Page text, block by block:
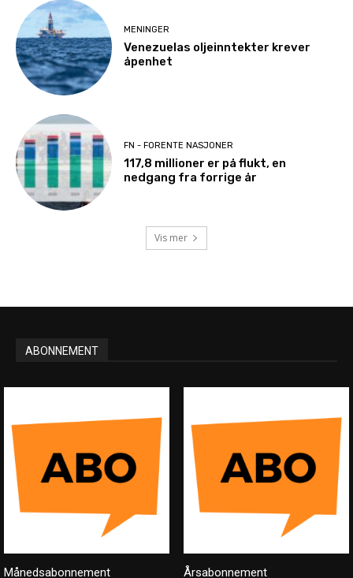
MENINGER
Venezuelas oljeinntekter krever
åpenhet
FN - FORENTE NASJONER
117,8 millioner er på flukt, en
nedgang fra forrige år
Vis mer
ABONNEMENT
Månedsabonnement Årsabonnement